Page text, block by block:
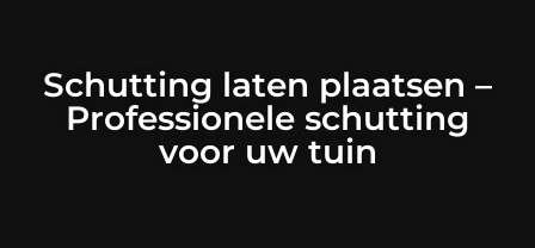
Schutting laten plaatsen –
Professionele schutting
voor uw tuin